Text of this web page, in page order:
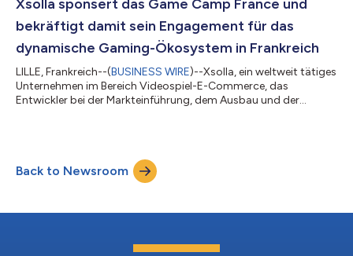
Publisher, Investoren und Branchenfü...
Xsolla sponsert das Game Camp France und
bekräftigt damit sein Engagement für das
dynamische Gaming-Ökosystem in Frankreich
LILLE, Frankreich--(BUSINESS WIRE)--Xsolla, ein weltweit tätiges
Unternehmen im Bereich Videospiel-E-Commerce, das
Entwickler bei der Markteinführung, dem Ausbau und der
als eine der dynamischsten in Europa; ihr Umsatz belief sich im
Jahr 2025 auf rund 5,8 Milliarden Euro. Es handelt sich nicht um
Back to Newsroom